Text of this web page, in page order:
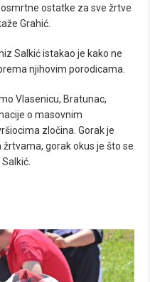
ostatke za sve žrtve
Grahić.
Salkić istakao je kako ne
njihovim porodicama.
Vlasenicu, Bratunac,
o masovnim
zločina. Gorak je
gorak okus je što se